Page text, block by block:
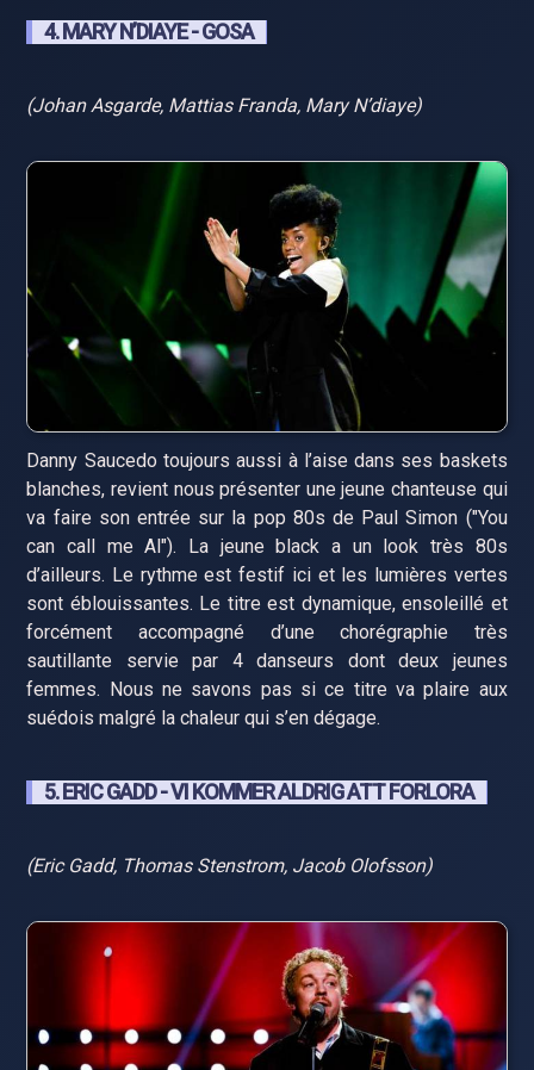
4. MARY N’DIAYE - GOSA
(Johan Asgarde, Mattias Franda, Mary N’diaye)
Danny Saucedo toujours aussi à l’aise dans ses baskets
blanches, revient nous présenter une jeune chanteuse qui
va faire son entrée sur la pop 80s de Paul Simon ("You
can call me Al"). La jeune black a un look très 80s
d’ailleurs. Le rythme est festif ici et les lumières vertes
sont éblouissantes. Le titre est dynamique, ensoleillé et
forcément accompagné d’une chorégraphie très
sautillante servie par 4 danseurs dont deux jeunes
femmes. Nous ne savons pas si ce titre va plaire aux
suédois malgré la chaleur qui s’en dégage.
5. ERIC GADD - VI KOMMER ALDRIG ATT FORLORA
(Eric Gadd, Thomas Stenstrom, Jacob Olofsson)